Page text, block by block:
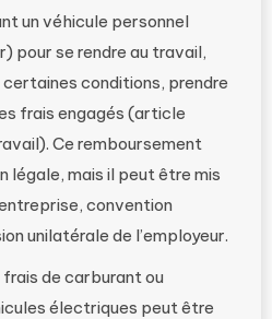
un véhicule personnel
pour se rendre au travail,
certaines conditions, prendre
frais engagés (article
Ce remboursement
légale, mais il peut être mis
convention
unilatérale de l’employeur.
de carburant ou
électriques peut être